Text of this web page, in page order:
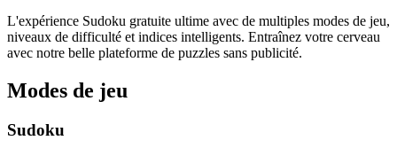
L'expérience Sudoku gratuite ultime avec de multiples modes de jeu,
niveaux de difficulté et indices intelligents. Entraînez votre cerveau
avec notre belle plateforme de puzzles sans publicité.
Modes de jeu
Sudoku